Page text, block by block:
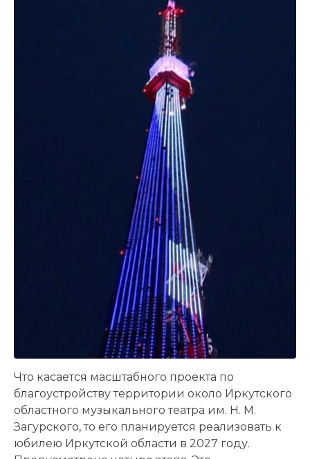
Что касается масштабного проекта по
благоустройству территории около Иркутского
областного музыкального театра им. Н. М.
Загурского, то его планируется реализовать к
юбилею Иркутской области в 2027 году.